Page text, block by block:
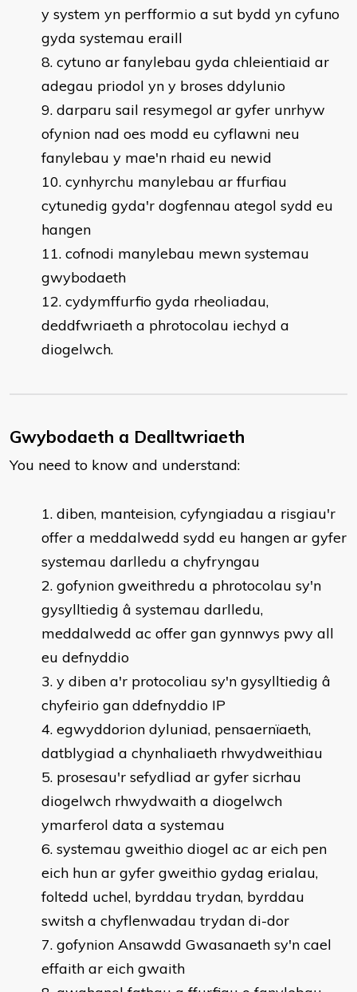
y system yn perfformio a sut bydd yn cyfuno
gyda systemau eraill
cytuno ar fanylebau gyda chleientiaid ar
adegau priodol yn y broses ddylunio
darparu sail resymegol ar gyfer unrhyw
ofynion nad oes modd eu cyflawni neu
fanylebau y mae'n rhaid eu newid
cynhyrchu manylebau ar ffurfiau
cytunedig gyda'r dogfennau ategol sydd eu
hangen
cofnodi manylebau mewn systemau
gwybodaeth
cydymffurfio gyda rheoliadau,
deddfwriaeth a phrotocolau iechyd a
diogelwch.
Gwybodaeth a Dealltwriaeth
You need to know and understand:
​diben, manteision, cyfyngiadau a risgiau'r
offer a meddalwedd sydd eu hangen ar gyfer
systemau darlledu a chyfryngau
gofynion gweithredu a phrotocolau sy'n
gysylltiedig â systemau darlledu,
meddalwedd ac offer gan gynnwys pwy all
eu defnyddio
y diben a'r protocoliau sy'n gysylltiedig â
chyfeirio gan ddefnyddio IP
egwyddorion dyluniad, pensaernïaeth,
datblygiad a chynhaliaeth rhwydweithiau
prosesau'r sefydliad ar gyfer sicrhau
diogelwch rhwydwaith a diogelwch
ymarferol data a systemau
systemau gweithio diogel ac ar eich pen
eich hun ar gyfer gweithio gydag erialau,
foltedd uchel, byrddau trydan, byrddau
switsh a chyflenwadau trydan di-dor
gofynion Ansawdd Gwasanaeth sy'n cael
effaith ar eich gwaith